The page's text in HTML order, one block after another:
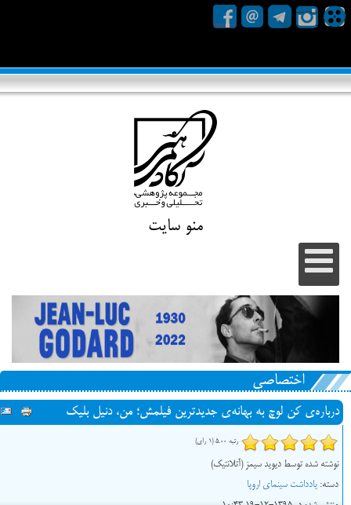
منو سایت
اختصاصی
درباره‌ی کن لوچ به بهانه‌ی جدیدترین فیلمش؛ من، دنیل بلیک
رتبه 5.00 (1 رای)
نوشته شده توسط دیوید سیمز (آتلانتیک)
دسته: یادداشت سینمای اروپا